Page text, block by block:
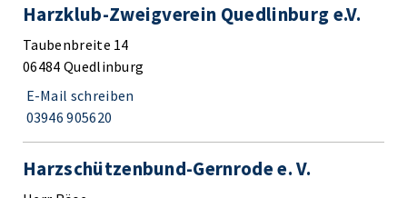
Harzklub-Zweigverein Quedlinburg e.V.
Taubenbreite 14
06484 Quedlinburg
E-Mail schreiben
03946 905620
Harzschützenbund-Gernrode e. V.